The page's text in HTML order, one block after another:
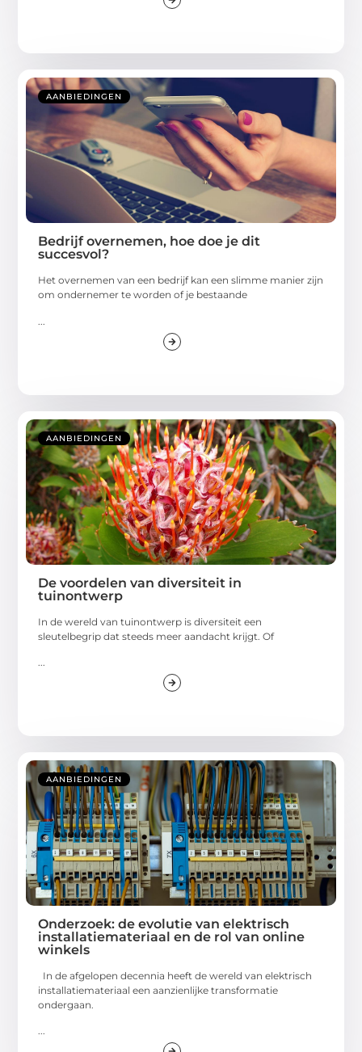
AANBIEDINGEN
Bedrijf overnemen, hoe doe je dit
succesvol?
Het overnemen van een bedrijf kan een slimme manier zijn
om ondernemer te worden of je bestaande
AANBIEDINGEN
De voordelen van diversiteit in
tuinontwerp
In de wereld van tuinontwerp is diversiteit een
sleutelbegrip dat steeds meer aandacht krijgt. Of
...
AANBIEDINGEN
Onderzoek: de evolutie van elektrisch
installatiemateriaal en de rol van online
winkels
In de afgelopen decennia heeft de wereld van elektrisch
installatiemateriaal een aanzienlijke transformatie
ondergaan.
...